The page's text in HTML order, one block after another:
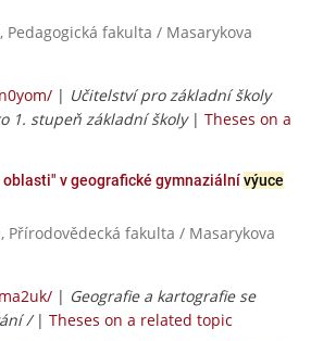
Pedagogická fakulta / Masarykova
| Učitelství pro základní školy
1. stupeň základní školy| Theses on a
v geografické gymnaziálnívýuce
Přírodovědecká fakulta / Masarykova
| Geografie a kartografie se
/ | Theses on a related topic